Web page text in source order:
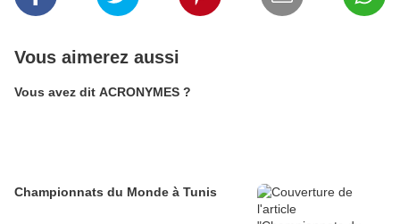
Vous aimerez aussi
Vous avez dit ACRONYMES ?
Championnats du Monde à Tunis